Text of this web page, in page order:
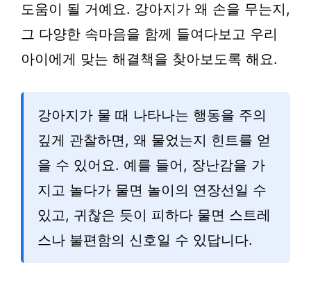
도움이 될 거예요. 강아지가 왜 손을 무는지,
그 다양한 속마음을 함께 들여다보고 우리
아이에게 맞는 해결책을 찾아보도록 해요.
강아지가 물 때 나타나는 행동을 주의
깊게 관찰하면, 왜 물었는지 힌트를 얻
을 수 있어요. 예를 들어, 장난감을 가
지고 놀다가 물면 놀이의 연장선일 수
있고, 귀찮은 듯이 피하다 물면 스트레
스나 불편함의 신호일 수 있답니다.